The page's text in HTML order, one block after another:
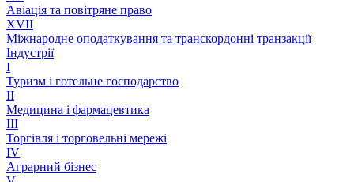
Авіація та повітряне право
XVII
Міжнародне оподаткування та транскордонні транзакції
Індустрії
I
Туризм і готельне господарство
II
Медицина і фармацевтика
III
Торгівля і торговельні мережі
IV
Аграрний бізнес